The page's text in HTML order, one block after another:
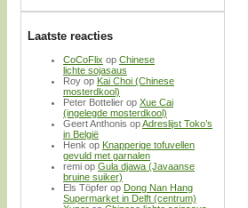
Laatste reacties
CoCoFlix op Chinese
lichte sojasaus
Roy op Kai Choi (Chinese
mosterdkool)
Peter Bottelier op Xue Cai
(ingelegde mosterdkool)
Geert Anthonis opAdreslijst Toko’s
in België
Henk op Knapperige tofuvellen
gevuld met garnalen
remi op Gula djawa (Javaanse
bruine suiker)
Els Töpfer op Dong Nan Hang
Supermarket in Delft (centrum)